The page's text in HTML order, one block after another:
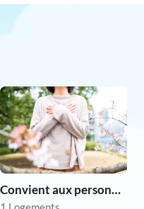
Convient aux personnes allergiques